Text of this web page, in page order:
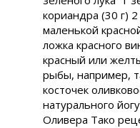
кориандра (30 г)
маленькой
ложка красного
красный или
рыбы, например,
косточек
натурального
Оливера Тако